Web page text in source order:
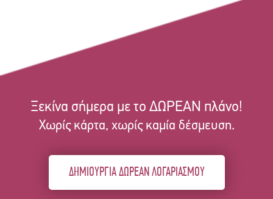
Ξεκίνα σήμερα με το ΔΩΡΕΑΝ πλάνο!
Χωρίς κάρτα, χωρίς καμία δέσμευση.
ΔΗΜΙΟΥΡΓΙΑ ΔΩΡΕΑΝ ΛΟΓΑΡΙΑΣΜΟΥ